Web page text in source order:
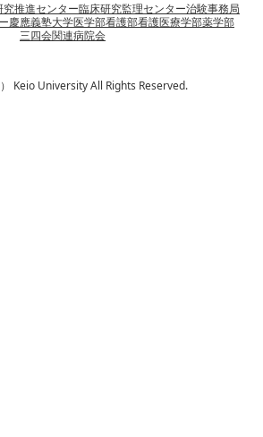
究推進センター臨床研究監理センター治験事務局
慶應義塾大学医学部看護部看護医療学部薬学部
三四会関連病院会
Keio University All Rights Reserved.